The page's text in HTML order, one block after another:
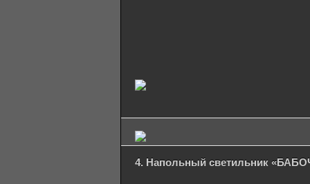
4. Напольный светильник